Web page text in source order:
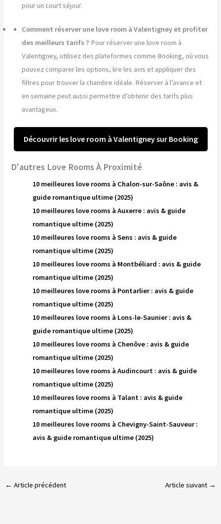
pour un court séjour.
Comment réserver une love room à Valentigney et profiter
des meilleurs tarifs ? Pour réserver une love room à
Valentigney, utilisez des plateformes comme Booking, où vous
pouvez comparer les options, lire les avis et appliquer des
filtres pour trouver la chambre idéale. Réserver à l’avance et
en semaine peut aussi permettre d’obtenir des tarifs plus
avantageux.
Découvrir les love room à Valentigney sur Booking
D'autres Love Rooms À Proximité
10 meilleures love rooms à Chalon-sur-Saône : avis &
guide romantique ultime (2025)
10 meilleures love rooms à Auxerre : avis & guide
romantique ultime (2025)
10 meilleures love rooms à Sens : avis & guide
romantique ultime (2025)
10 meilleures love rooms à Montbéliard : avis & guide
romantique ultime (2025)
10 meilleures love rooms à Pontarlier : avis & guide
romantique ultime (2025)
10 meilleures love rooms à Lons-le-Saunier : avis &
guide romantique ultime (2025)
10 meilleures love rooms à Chenôve : avis & guide
romantique ultime (2025)
10 meilleures love rooms à Audincourt : avis & guide
romantique ultime (2025)
10 meilleures love rooms à Talant : avis & guide
romantique ultime (2025)
10 meilleures love rooms à Chevigny-Saint-Sauveur :
avis & guide romantique ultime (2025)
← Article précédent Article suivant →